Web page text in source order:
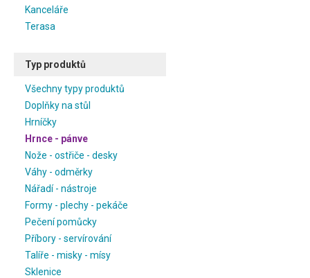
Kanceláře
Terasa
Typ produktů
Všechny typy produktů
Doplňky na stůl
Hrníčky
Hrnce - pánve
Nože - ostřiče - desky
Váhy - odměrky
Nářadí - nástroje
Formy - plechy - pekáče
Pečení pomůcky
Příbory - servírování
Talíře - misky - mísy
Sklenice